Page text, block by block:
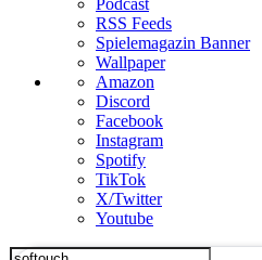
Podcast
RSS Feeds
Spielemagazin Banner
Wallpaper
Amazon
Discord
Facebook
Instagram
Spotify
TikTok
X/Twitter
Youtube